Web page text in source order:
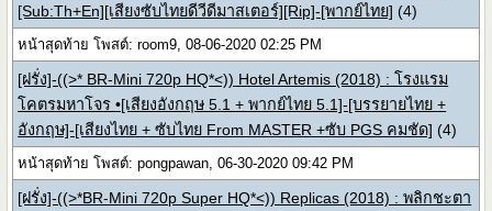
[Sub:Th+En][เสียงซับไทยดีวีดีมาสเตอร์][Rip]-[พากย์ไทย] (4)
หน้าสุดท้าย โพสต์: room9, 08-06-2020 02:25 PM
[ฝรั่ง]-((>* BR-Mini 720p HQ*<)) Hotel Artemis (2018) : โรงแรม
โคตรมหาโจร •[เสียงอังกฤษ 5.1 + พากย์ไทย 5.1]-[บรรยายไทย +
อังกฤษ]-[เสียงไทย + ซับไทย From MASTER +ซับ PGS คมชัด] (4)
หน้าสุดท้าย โพสต์: pongpawan, 06-30-2020 09:42 PM
[ฝรั่ง]-((>*BR-Mini 720p Super HQ*<)) Replicas (2018) : พลิกชะตา